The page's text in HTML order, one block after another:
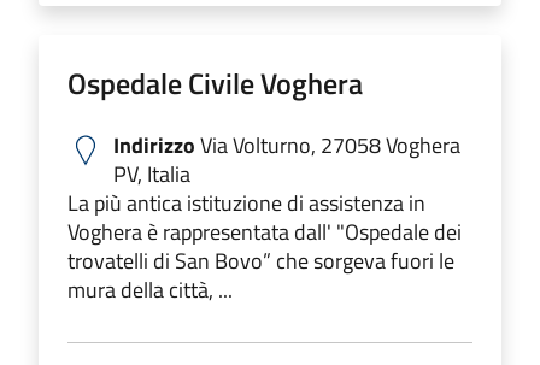
Ospedale Civile Voghera
IndirizzoVia Volturno, 27058 Voghera
PV, Italia
La più antica istituzione di assistenza in
Voghera è rappresentata dall' "Ospedale dei
trovatelli di San Bovo” che sorgeva fuori le
mura della città, ...